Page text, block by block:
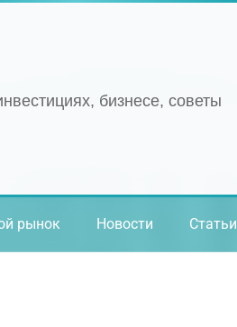
бизнесе, советы
рынок Новости Статьи